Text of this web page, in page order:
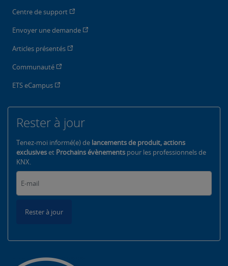
Centre de support
Envoyer une demande
Articles présentés
Communauté
ETS eCampus
Rester à jour
Tenez-moi informé(e) de lancements de produit, actions
exclusiveset Prochains évènements pour les professionnels de
KNX.
Rester à jour